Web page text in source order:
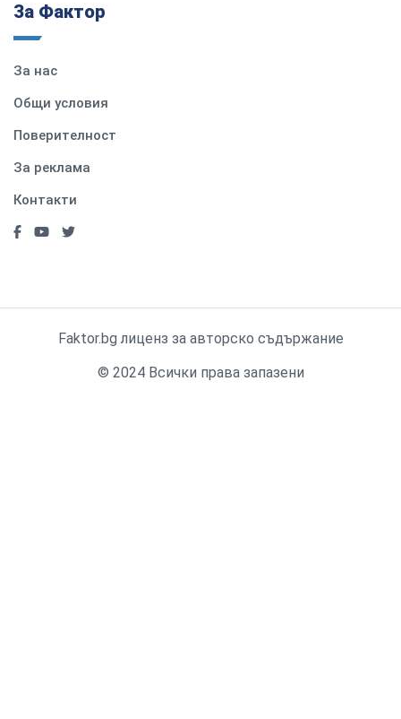
За Фактор
За нас
Общи условия
Поверителност
За реклама
Контакти
Faktor.bg лиценз за авторско съдържание
© 2024 Всички права запазени